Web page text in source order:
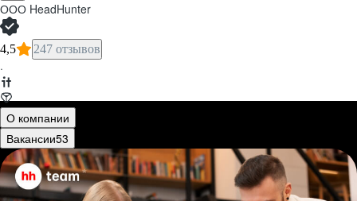
ООО HeadHunter
4,5 247 отзывов
·
О компании
Вакансии53